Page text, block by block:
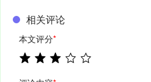
相关评论
本文评分*